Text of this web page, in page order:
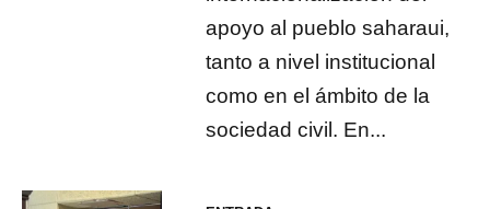
apoyo al pueblo saharaui,
tanto a nivel institucional
como en el ámbito de la
sociedad civil. En...